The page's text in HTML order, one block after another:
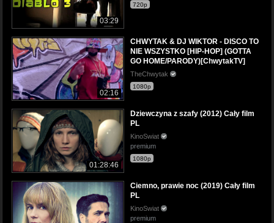
03:29
720p
02:16
CHWYTAK & DJ WIKTOR - DISCO TO
NIE WSZYSTKO [HIP-HOP] (GOTTA
GO HOME/PARODY)[ChwytakTV]
TheChwytak
1080p
01:28:46
Dziewczyna z szafy (2012) Cały film
PL
KinoSwiat
premium
1080p
Ciemno, prawie noc (2019) Cały film
PL
KinoSwiat
premium